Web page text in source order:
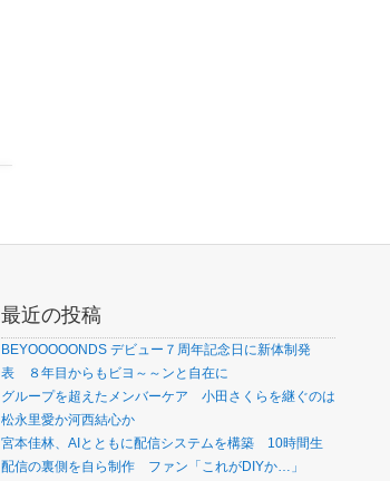
最近の投稿
BEYOOOOONDS デビュー７周年記念日に新体制発
表 ８年目からもビヨ～～ンと自在に
グループを超えたメンバーケア 小田さくらを継ぐのは
松永里愛か河西結心か
宮本佳林、AIとともに配信システムを構築 10時間生
配信の裏側を自ら制作 ファン「これがDIYか…」